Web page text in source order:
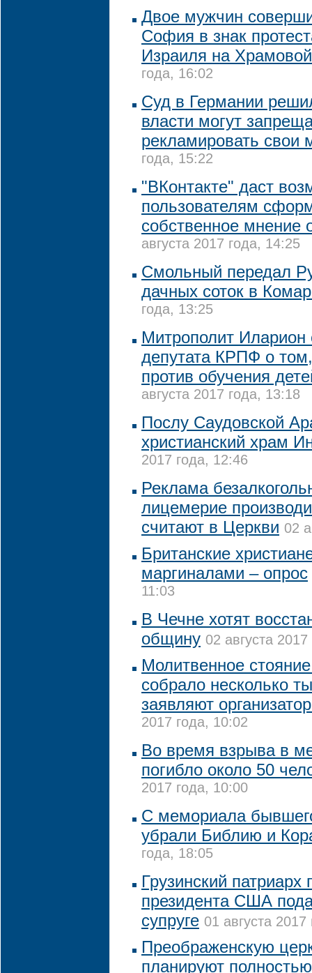
Двое мужчин
София в знак
Израиля на
года, 16:02
Суд в Германии
власти могут
рекламировать свои
года, 15:22
"ВКонтакте" даст
пользователям
собственное мнение
августа 2017 года, 14:25
Смольный передал
дачных соток в
года, 13:25
Митрополит Иларион
депутата КРПФ о
против обучения
августа 2017 года, 13:18
Послу Саудовской
христианский храм
2017 года, 12:46
Реклама
лицемерие
считают в Церкви 02
Британские
маргиналами – опрос
11:03
В Чечне хотят
общину 02 августа
Молитвенное
собрало несколько
заявляют
2017 года, 10:02
Во время взрыва в
погибло около 50
2017 года, 10:00
С мемориала
убрали Библию и
года, 18:05
Грузинский
президента США
супруге 01 августа
Преображенскую
планируют